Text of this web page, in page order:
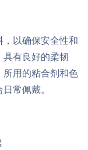
以确保安全性和
有良好的柔韧
所用的粘合剂和色
常佩戴。